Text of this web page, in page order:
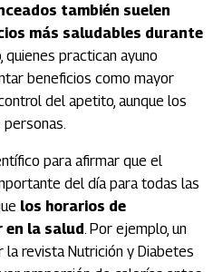
también suelen
más saludables durante
quienes practican ayuno
beneficios como mayor
del apetito, aunque los
para afirmar que el
del día para todas las
los horarios de
en la salud. Por ejemplo, un
revista Nutrición y Diabetes